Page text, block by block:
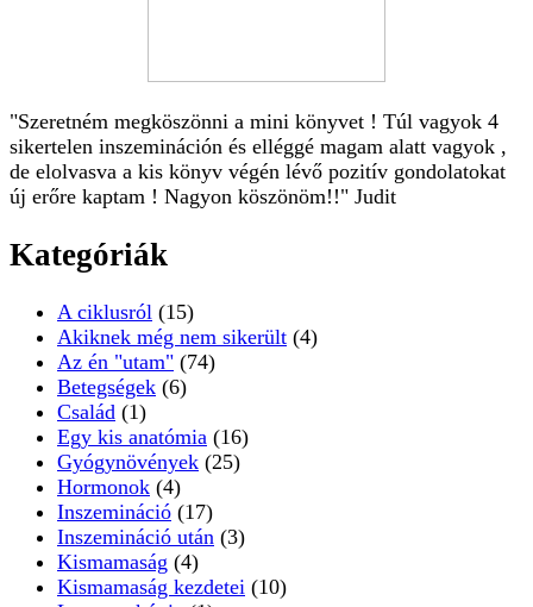
"Szeretném megköszönni a mini könyvet ! Túl vagyok 4
sikertelen inszemináción és elléggé magam alatt vagyok ,
de elolvasva a kis könyv végén lévő pozitív gondolatokat
új erőre kaptam ! Nagyon köszönöm!!" Judit
Kategóriák
A ciklusról (15)
Akiknek még nem sikerült (4)
Az én "utam" (74)
Betegségek (6)
Család (1)
Egy kis anatómia (16)
Gyógynövények (25)
Hormonok (4)
Inszemináció (17)
Inszemináció után (3)
Kismamaság (4)
Kismamaság kezdetei (10)